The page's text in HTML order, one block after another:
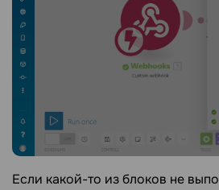
Если какой-то из блоков не